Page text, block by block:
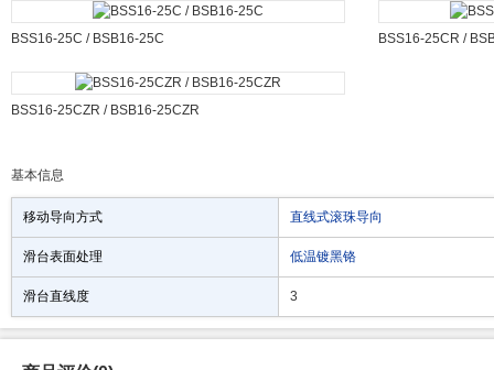
BSS16-25C / BSB16-25C BSS16-25CR /
BSS16-25CZR / BSB16-25CZR
基本信息
移动导向方式 直线式滚珠导向
滑台表面处理 低温镀黑铬
滑台直线度 3